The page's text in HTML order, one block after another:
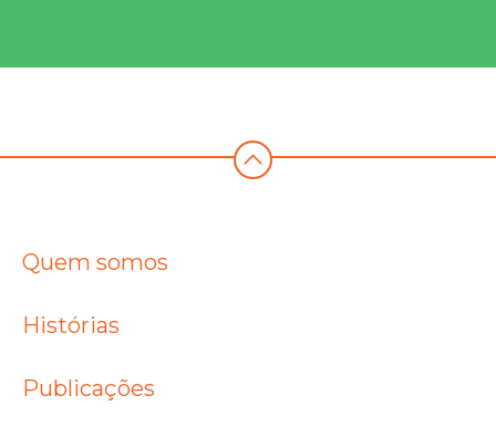
Quem somos
Histórias
Publicações